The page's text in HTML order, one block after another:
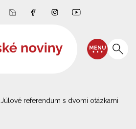
MENU
Júlové referendum s dvomi otázkami